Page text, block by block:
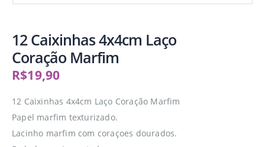
12 Caixinhas 4x4cm Laço
Coração Marfim
R$19,90
12 Caixinhas 4x4cm Laço Coração Marfim
Papel marfim texturizado.
Lacinho marfim com coraçoes dourados.